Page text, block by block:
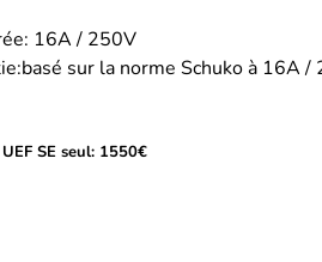
16A / 250V
sur la norme Schuko à 16A /
SE seul: 1550€